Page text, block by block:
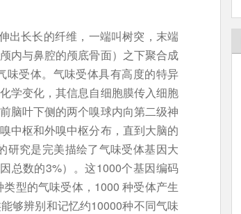
出长长的纤维，一端叫树突，末端
内与鼻腔的颅底骨面）之下聚合成
味受体。气味受体具有高度的特异
学变化，其信息自细胞膜传入细胞
脑叶下侧的两个嗅球内向第二级神
中枢和外嗅中枢分布，直到大脑的
研究是完美描绘了气味受体基因大
总数的3%）。这1000个基因编码
型的气味受体，1000 种受体产生
够辨别和记忆约10000种不同气味